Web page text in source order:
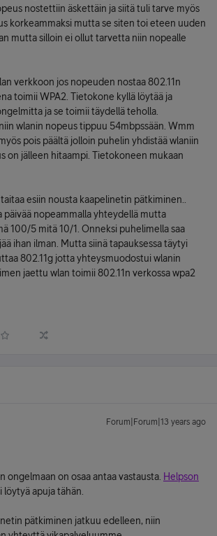
nostettiin äskettäin ja siitä tuli tarve myös
korkeammaksi mutta se siten toi eteen uuden
mutta silloin ei ollut tarvetta niin nopealle
verkkoon jos nopeuden nostaa 802.11n
toimii WPA2. Tietokone kyllä löytää ja
ja se toimii täydellä teholla.
wlanin nopeus tippuu 54mbpssään. Wmm
pois päältä jolloin puhelin yhdistää wlaniin
on jälleen hitaampi. Tietokoneen mukaan
esiin nousta kaapelinetin pätkiminen..
päivää nopeammalla yhteydellä mutta
100/5 mitä 10/1. Onneksi puhelimella saa
ihan ilman. Mutta siinä tapauksessa täytyi
802.11g jotta yhteysmuodostui wlanin
jaettu wlan toimii 802.11n verkossa wpa2
Forum|Forum|13 years ago
ongelmaan on osaa antaa vastausta. Helpson
löytyä apuja tähän.
pätkiminen jatkuu edelleen, niin